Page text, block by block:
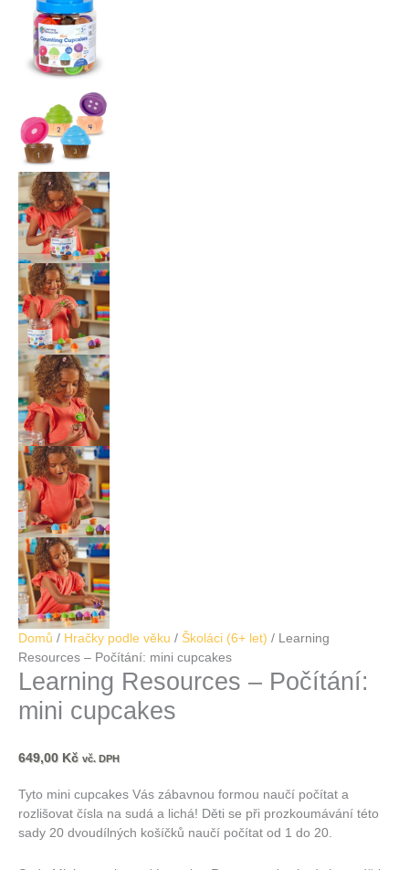
Domů / Hračky podle věku / Školáci (6+ let) / Learning
Resources – Počítání: mini cupcakes
Learning Resources – Počítání:
mini cupcakes
649,00 Kč vč. DPH
Tyto mini cupcakes Vás zábavnou formou naučí počítat a
rozlišovat čísla na sudá a lichá! Děti se při prozkoumávání této
sady 20 dvoudílných košíčků naučí počítat od 1 do 20.